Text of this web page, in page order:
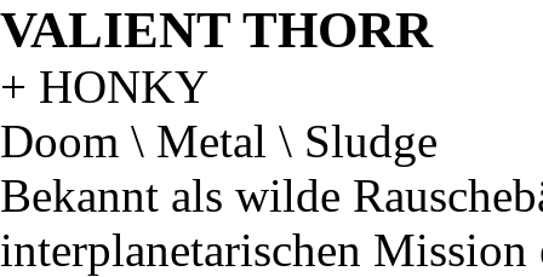
VALIENT THORR
+ HONKY
Doom \ Metal \ Sludge
Bekannt als wilde
interplanetarischen